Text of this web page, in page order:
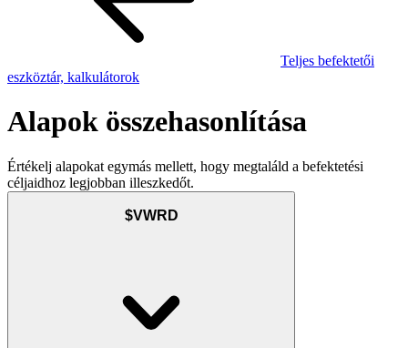
Teljes befektetői
eszköztár, kalkulátorok
Alapok összehasonlítása
Értékelj alapokat egymás mellett, hogy megtaláld a befektetési
céljaidhoz legjobban illeszkedőt.
$VWRD